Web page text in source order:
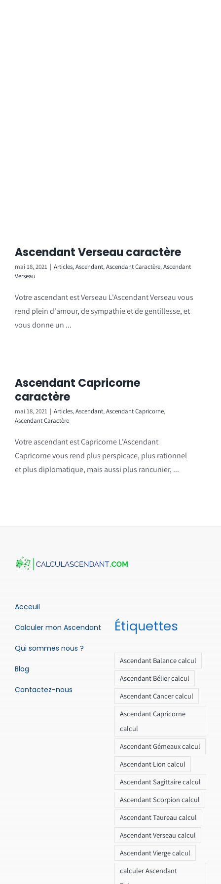
Ascendant Verseau caractère
mai 18, 2021 | Articles,Ascendant,Ascendant Caractère,Ascendant
Verseau
Votre ascendant est Verseau L'Ascendant Verseau vous
rend plein d'amour, de sympathie et de gentillesse, et
vous donne un ...
Ascendant Capricorne
caractère
mai 18, 2021 | Articles,Ascendant,Ascendant Capricorne,
Ascendant Caractère
Votre ascendant est Capricorne L'Ascendant
Capricorne vous rend plus perspicace, plus rationnel
et plus diplomatique, mais aussi plus rancunier, ...
Acceuil
Calculer mon Ascendant
Qui sommes nous ?
Blog
Contactez-nous
Étiquettes
Ascendant Balance calcul
Ascendant Bélier calcul
Ascendant Cancer calcul
Ascendant Capricorne
calcul
Ascendant Gémeaux calcul
Ascendant Lion calcul
Ascendant Sagittaire calcul
Ascendant Scorpion calcul
Ascendant Taureau calcul
Ascendant Verseau calcul
Ascendant Vierge calcul
calculer Ascendant